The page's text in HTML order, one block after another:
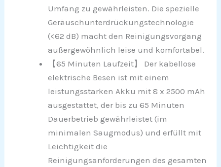
Umfang zu gewährleisten. Die spezielle
Geräuschunterdrückungstechnologie
(<62 dB) macht den Reinigungsvorgang
außergewöhnlich leise und komfortabel.
【65 Minuten Laufzeit】 Der kabellose
elektrische Besen ist mit einem
leistungsstarken Akku mit 8 x 2500 mAh
ausgestattet, der bis zu 65 Minuten
Dauerbetrieb gewährleistet (im
minimalen Saugmodus) und erfüllt mit
Leichtigkeit die
Reinigungsanforderungen des gesamten